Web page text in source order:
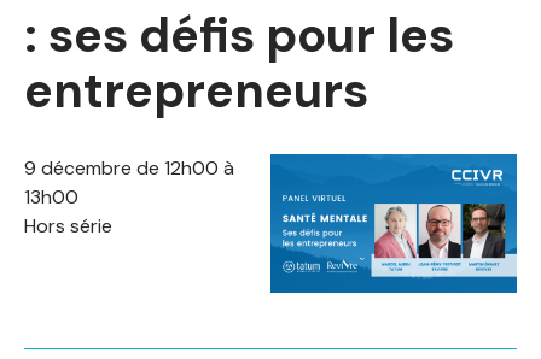
: ses défis pour les
entrepreneurs
9 décembre de 12h00 à
13h00
Hors série